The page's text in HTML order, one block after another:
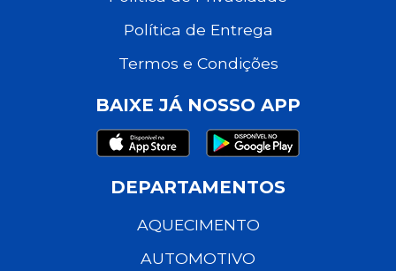
Política de Entrega
Termos e Condições
BAIXE JÁ NOSSO APP
DEPARTAMENTOS
AQUECIMENTO
AUTOMOTIVO